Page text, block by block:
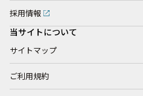
採用情報
当サイトについて
サイトマップ
ご利用規約